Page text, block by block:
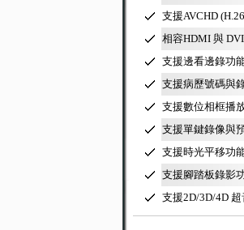
支援AVCHD
相容HDMI 與
支援邊看邊錄功
支援病歷號碼與
支援數位相框播
支援單鍵錄像與
支援時光平移功
支援腳踏板錄影
支援2D/3D/4D